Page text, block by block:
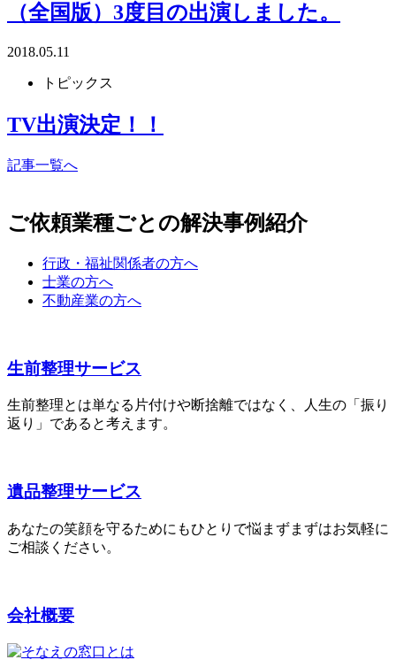
（全国版）3度目の出演しました。
2018.05.11
トピックス
TV出演決定！！
記事一覧へ
ご依頼業種ごとの解決事例紹介
行政・福祉関係者の方へ
士業の方へ
不動産業の方へ
生前整理サービス
生前整理とは単なる片付けや断捨離ではなく、人生の「振り
返り」であると考えます。
遺品整理サービス
あなたの笑顔を守るためにもひとりで悩まずまずはお気軽に
ご相談ください。
会社概要